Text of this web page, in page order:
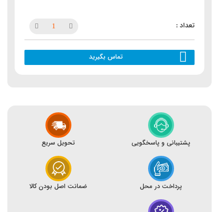
تماس بگیرید
پشتیبانی و پاسخگویی تحویل سریع
پرداخت در محل ضمانت اصل بودن کالا